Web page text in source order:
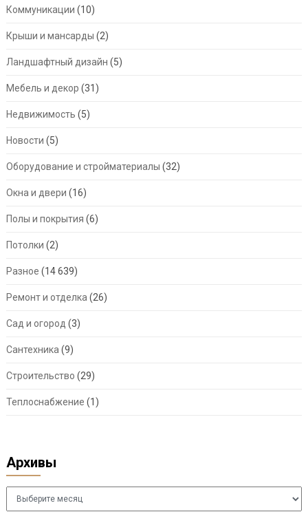
Коммуникации (10)
Крыши и мансарды (2)
Ландшафтный дизайн (5)
Мебель и декор (31)
Недвижимость (5)
Новости (5)
Оборудование и стройматериалы (32)
Окна и двери (16)
Полы и покрытия (6)
Потолки (2)
Разное (14 639)
Ремонт и отделка (26)
Сад и огород (3)
Сантехника (9)
Строительство (29)
Теплоснабжение (1)
Архивы
Архивы